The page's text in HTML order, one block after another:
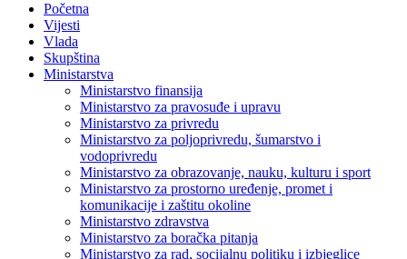
Početna
Vijesti
Vlada
Skupština
Ministarstva
Ministarstvo finansija
Ministarstvo za pravosuđe i upravu
Ministarstvo za privredu
Ministarstvo za poljoprivredu, šumarstvo i
vodoprivredu
Ministarstvo za obrazovanje, nauku, kulturu i sport
Ministarstvo za prostorno uređenje, promet i
komunikacije i zaštitu okoline
Ministarstvo zdravstva
Ministarstvo za boračka pitanja
Ministarstvo za rad, socijalnu politiku i izbjeglice